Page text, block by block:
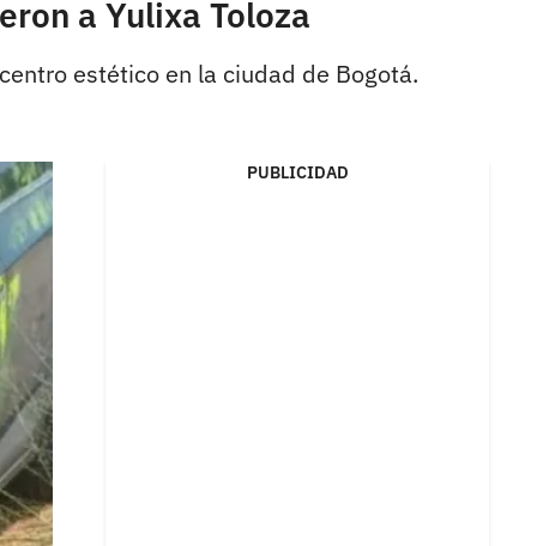
a Yulixa Toloza
estético en la ciudad de Bogotá.
PUBLICIDAD